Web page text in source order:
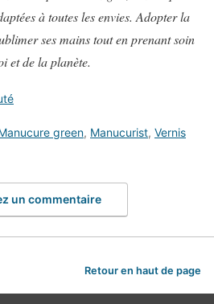
à toutes les envies. Adopter la
ses mains tout en prenant soin
et de la planète.
green, Manucurist, Vernis
un commentaire
Retour en haut de page